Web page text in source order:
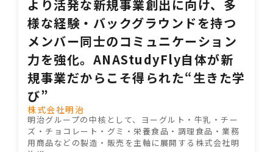
より活発な新規事業創出に向け、多
様な経験・バックグラウンドを持つ
メンバー同士のコミュニケーション
力を強化。ANAStudyFly自体が新
規事業だからこそ得られた“生きた学
び”
株式会社明治
明治グループの中核として、ヨーグルト・牛乳・チー
ズ・チョコレート・グミ・栄養食品・調理食品・業務
用商品などの製造・販売を主軸に展開する株式会社明